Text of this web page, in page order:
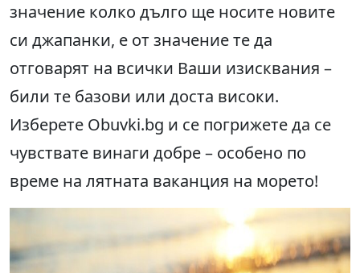
значение колко дълго ще носите новите
си джапанки, е от значение те да
отговарят на всички Ваши изисквания –
били те базови или доста високи.
Изберете Obuvki.bg и се погрижете да се
чувствате винаги добре – особено по
време на лятната ваканция на морето!